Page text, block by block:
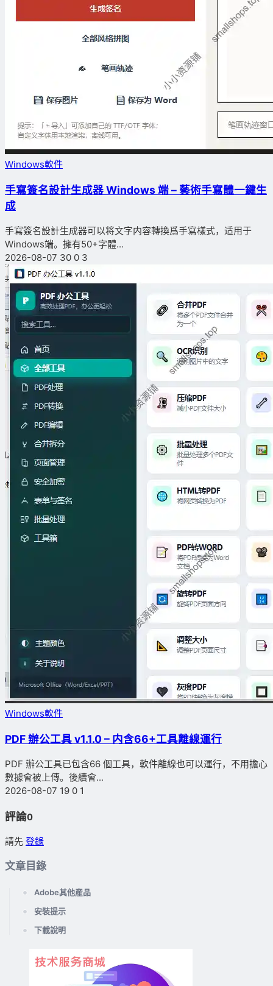
Windows軟件
手寫簽名設計生成器 Windows 端 – 藝術手寫體一鍵生
成
手寫簽名設計生成器可以将文字内容轉換爲手寫樣式，适用于
Windows端。擁有50+字體...
2026-08-07 30 0 3
Windows軟件
PDF 辦公工具 v1.1.0 – 内含66+工具離線運行
PDF 辦公工具已包含66 個工具，軟件離線也可以運行，不用擔心
數據會被上傳。後續會...
2026-08-07 19 0 1
評論0
請先 登錄
文章目錄
Adobe其他産品
安裝提示
下載說明